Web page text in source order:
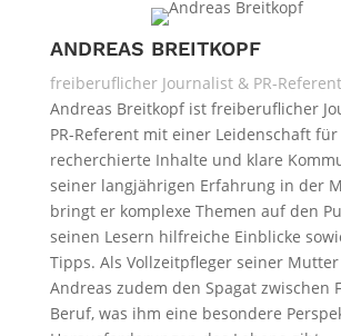
ANDREAS BREITKOPF
freiberuflicher Journalist & PR-Referent
Andreas Breitkopf ist freiberuflicher
PR-Referent mit einer Leidenschaft
recherchierte Inhalte und klare
seiner langjährigen Erfahrung in der
bringt er komplexe Themen auf den
seinen Lesern hilfreiche Einblicke
Tipps. Als Vollzeitpfleger seiner
Andreas zudem den Spagat zwischen
Beruf, was ihm eine besondere